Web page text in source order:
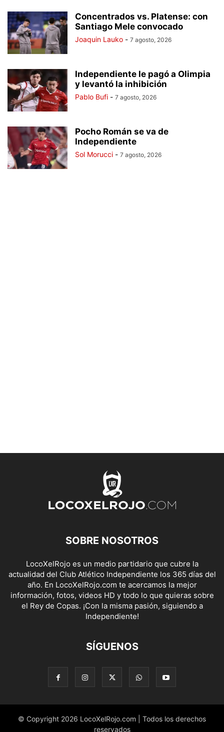
Concentrados vs. Platense: con
Santiago Mele convocado
Joaquin Lauko - 7 agosto, 2026
Independiente le pagó a Olimpia
y levantó la inhibición
Pablo Bufi - 7 agosto, 2026
Pocho Román se va de
Independiente
Sol Morucci - 7 agosto, 2026
SOBRE NOSOTROS
LocoXelRojo es un medio partidario que cubre la
actualidad del Club Atlético Independiente los 365 días del
año. En LocoXelRojo.com te acercamos la mejor
información, fotos, videos HD y todo lo que quieras sobre
el Rey de Copas. ¡Con la misma pasión, siguiendo a
Independiente!
SÍGUENOS
© Copyright 2026 LocoXelRojo.com | Todos los derechos
reservados